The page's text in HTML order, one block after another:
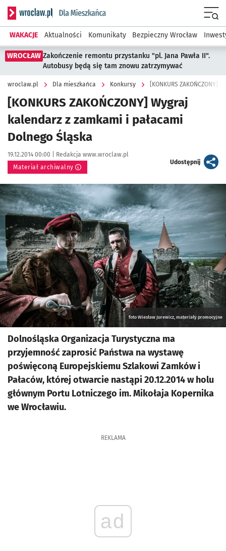
Serwis informacyjny wroclaw.pl podserwis: Dla mieszkańca
WAKACJE Aktualności Komunikaty Bezpieczny Wrocław
WROCŁAW Zakończenie remontu przystanku "pl. Jana Pawła II".
Autobusy będą się tam znowu zatrzymywać
wroclaw.pl Dla mieszkańca Konkursy [KONKURS
[KONKURS ZAKOŃCZONY] Wygraj
kalendarz z zamkami i pałacami
Dolnego Śląska
Data publikacji:
19.12.2014 00:00 | Autor:
Redakcja www.wroclaw.pl
Materiał archiwalny
Udostępnijartykuł
Kliknij, aby powiększyć
foto Wiesław Jurewicz, materiały promocyjne
Dolnośląska Organizacja Turystyczna ma
przyjemność zaprosić Państwa na wystawę
poświęconą Europejskiemu Szlakowi Zamków i
Pałaców, której otwarcie nastąpi 20.12.2014 w holu
głównym Portu Lotniczego im. Mikołaja Kopernika
we Wrocławiu.
REKLAMA
ad